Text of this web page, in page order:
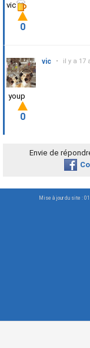
vic
0
vic • il y a 17
youp
0
Envie de
Mise à jour du site : 01